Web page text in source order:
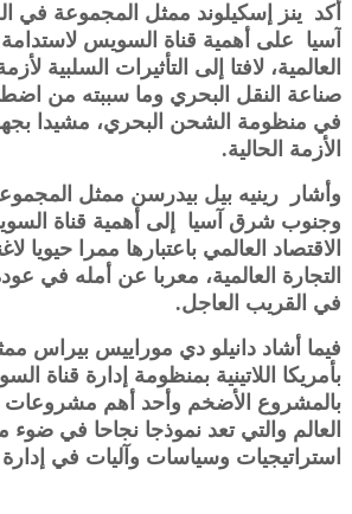
أكد ينز إسكيلوند ممثل المجموعة
آسيا على أهمية قناة السويس
العالمية، لافتا إلى التأثيرات السلبية
صناعة النقل البحري وما سببته من
في منظومة الشحن البحري، مشيدا
الأزمة الحالية.
وأشار رينيه بيل بيدرسن ممثل
وجنوب شرق آسيا إلى أهمية قناة
الاقتصاد العالمي باعتبارها ممرا حيويا
التجارة العالمية، معربا عن أمله في
في القريب العاجل.
فيما أشاد دانيلو دي موراييس بيراس
بأمريكا اللاتينية بمنظومة إدارة قناة
بالمشروع الأضخم وأحد أهم مشروعات
العالم والتي تعد نموذجا نجاحا في ضوء
استراتيجيات وسياسات وآليات في